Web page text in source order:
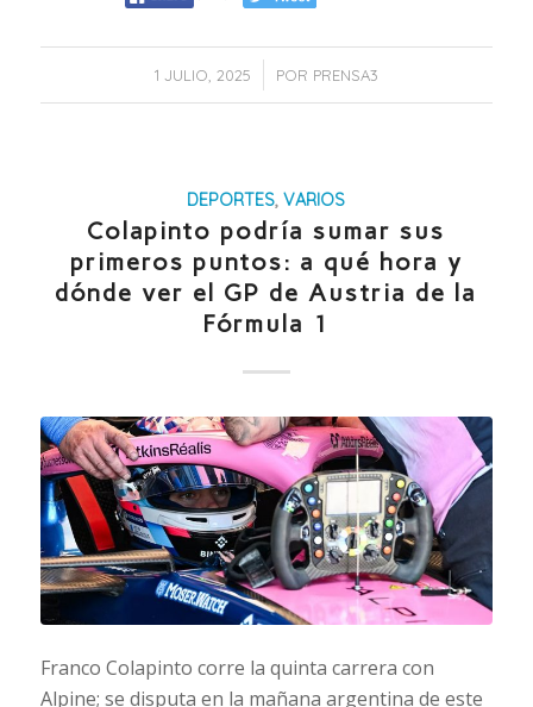
1 JULIO, 2025
/ POR PRENSA3
DEPORTES,VARIOS
Colapinto podría sumar sus
primeros puntos: a qué hora y
dónde ver el GP de Austria de la
Fórmula 1
Franco Colapinto corre la quinta carrera con
Alpine; se disputa en la mañana argentina de este